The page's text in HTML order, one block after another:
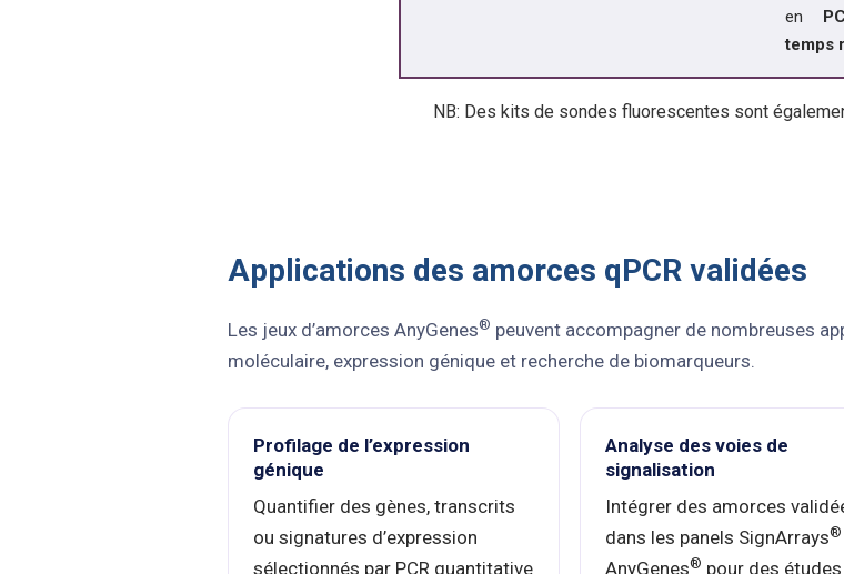
en
temps
NB: Des kits de sondes fluorescentes sont
Applications des amorces qPCR validées
Les jeux d’amorces AnyGenes® peuvent accompagner de nombreuses
moléculaire, expression génique et recherche de biomarqueurs.
Profilage de l’expression
génique
Quantifier des gènes, transcrits
ou signatures d’expression
sélectionnés par PCR quantitative
Analyse des voies de
signalisation
Intégrer des amorces
dans les panels SignArrays®
AnyGenes® pour des études